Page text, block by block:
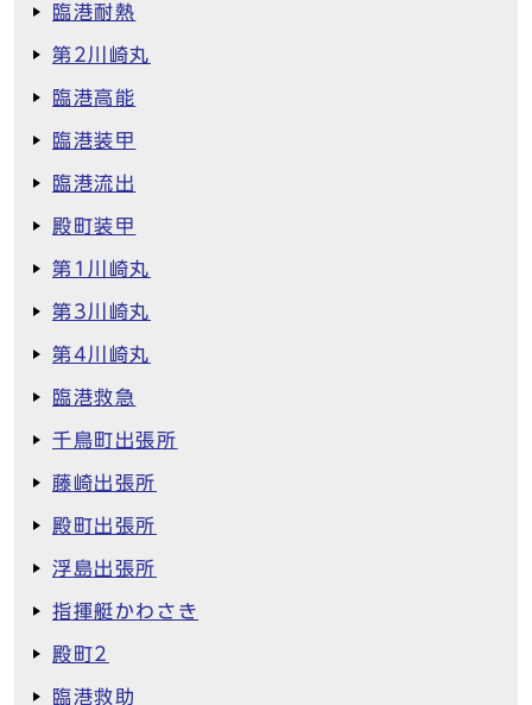
臨港耐熱
第2川崎丸
臨港高能
臨港装甲
臨港流出
殿町装甲
第1川崎丸
第3川崎丸
第4川崎丸
臨港救急
千鳥町出張所
藤崎出張所
殿町出張所
浮島出張所
指揮艇かわさき
殿町2
臨港救助